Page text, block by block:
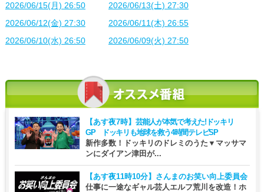
2026/06/15(月) 26:50
2026/06/13(土) 27:30
2026/06/12(金) 27:30
2026/06/11(木) 26:55
2026/06/10(水) 26:50
2026/06/09(火) 27:50
【あす夜7時】 芸能人が本気で考えた!ドッキリ
GP ドッキリも地球を救う4時間テレビSP
新作多数！ドッキリのドレミのうた▼マッサマ
ンにダイアン津田が...
【あす夜11時10分】 さんまのお笑い向上委員会
仕事に一途なギャル芸人エルフ荒川を改造！ホ